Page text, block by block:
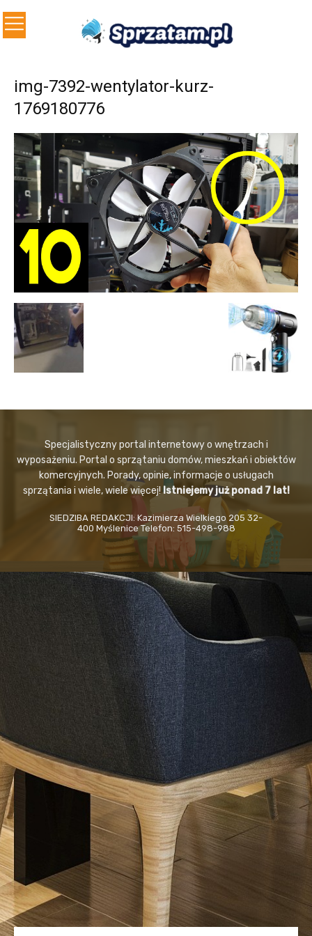
img-7392-wentylator-kurz-
1769180776
Specjalistyczny portal internetowy o wnętrzach i
wyposażeniu. Portal o sprzątaniu domów, mieszkań i obiektów
komercyjnych. Porady, opinie, informacje o usługach
sprzątania i wiele, wiele więcej!Istniejemy już ponad 7 lat!
SIEDZIBA REDAKCJI: Kazimierza Wielkiego 205 32-
400 Myślenice Telefon: 515-498-988